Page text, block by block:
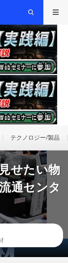
テクノロジー/製品
せたい物
通センタ